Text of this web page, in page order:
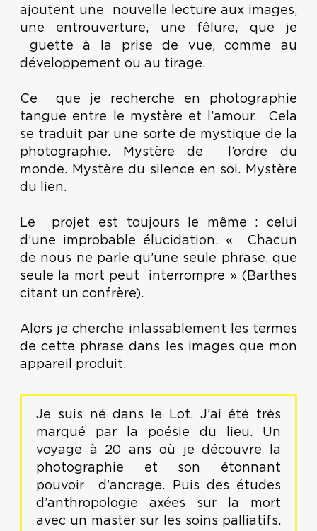
ajoutent une nouvelle lecture aux images,
une entrouverture, une fêlure, que je
guette à la prise de vue, comme au
développement ou au tirage.
Ce que je recherche en photographie
tangue entre le mystère et l’amour. Cela
se traduit par une sorte de mystique de la
photographie. Mystère de l’ordre du
monde. Mystère du silence en soi. Mystère
du lien.
Le projet est toujours le même : celui
d’une improbable élucidation. « Chacun
de nous ne parle qu’une seule phrase, que
seule la mort peut interrompre » (Barthes
citant un confrère).
Alors je cherche inlassablement les termes
de cette phrase dans les images que mon
appareil produit.
Je suis né dans le Lot. J’ai été très
marqué par la poésie du lieu. Un
voyage à 20 ans où je découvre la
photographie et son étonnant
pouvoir d’ancrage. Puis des études
d’anthropologie axées sur la mort
avec un master sur les soins palliatifs.